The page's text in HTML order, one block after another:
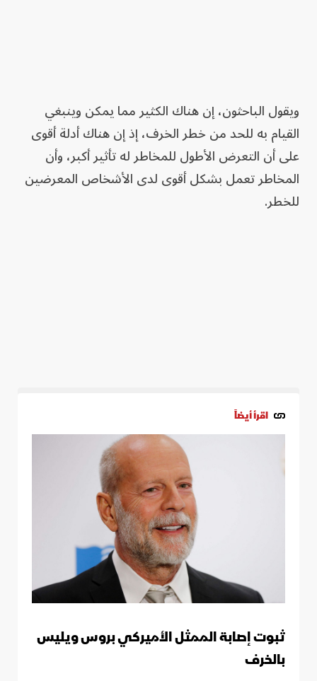
ويقول الباحثون، إن هناك الكثير مما يمكن وينبغي
القيام به للحد من خطر الخرف، إذ إن هناك أدلة أقوى
على أن التعرض الأطول للمخاطر له تأثير أكبر، وأن
المخاطر تعمل بشكل أقوى لدى الأشخاص المعرضين
للخطر.
اقرأ أيضاً
ثبوت إصابة الممثل الأميركي بروس ويليس
بالخرف